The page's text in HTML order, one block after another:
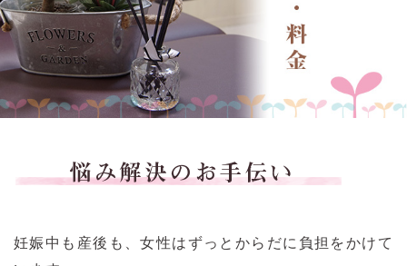
妊娠中も産後も、女性はずっとからだに負担をかけて